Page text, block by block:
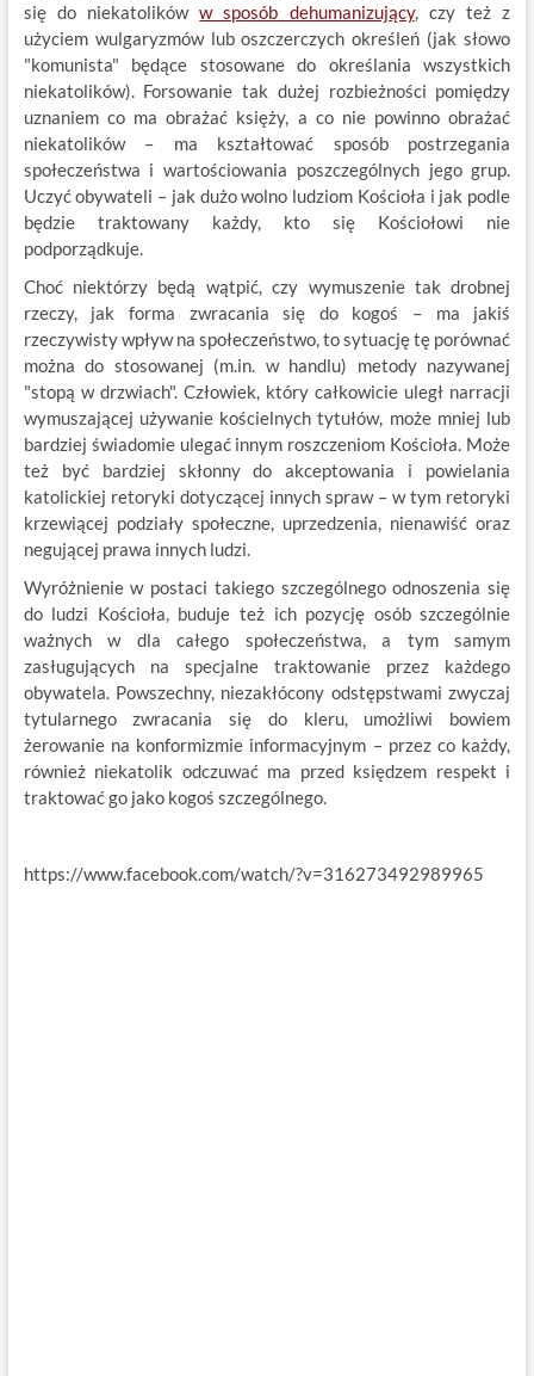
się do niekatolikóww sposób dehumanizujący, czy też z
użyciem wulgaryzmów lub oszczerczych określeń (jak słowo
"komunista" będące stosowane do określania wszystkich
niekatolików). Forsowanie tak dużej rozbieżności pomiędzy
uznaniem co ma obrażać księży, a co nie powinno obrażać
niekatolików – ma kształtować sposób postrzegania
społeczeństwa i wartościowania poszczególnych jego grup.
Uczyć obywateli – jak dużo wolno ludziom Kościoła i jak podle
będzie traktowany każdy, kto się Kościołowi nie
podporządkuje.
Choć niektórzy będą wątpić, czy wymuszenie tak drobnej
rzeczy, jak forma zwracania się do kogoś – ma jakiś
rzeczywisty wpływ na społeczeństwo, to sytuację tę porównać
można do stosowanej (m.in. w handlu) metody nazywanej
"stopą w drzwiach". Człowiek, który całkowicie uległ narracji
wymuszającej używanie kościelnych tytułów, może mniej lub
bardziej świadomie ulegać innym roszczeniom Kościoła. Może
też być bardziej skłonny do akceptowania i powielania
katolickiej retoryki dotyczącej innych spraw – w tym retoryki
krzewiącej podziały społeczne, uprzedzenia, nienawiść oraz
negującej prawa innych ludzi.
Wyróżnienie w postaci takiego szczególnego odnoszenia się
do ludzi Kościoła, buduje też ich pozycję osób szczególnie
ważnych w dla całego społeczeństwa, a tym samym
zasługujących na specjalne traktowanie przez każdego
obywatela. Powszechny, niezakłócony odstępstwami zwyczaj
tytularnego zwracania się do kleru, umożliwi bowiem
żerowanie na konformizmie informacyjnym – przez co każdy,
również niekatolik odczuwać ma przed księdzem respekt i
traktować go jako kogoś szczególnego.
https://www.facebook.com/watch/?v=316273492989965